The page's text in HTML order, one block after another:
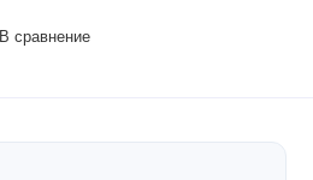
В сравнение